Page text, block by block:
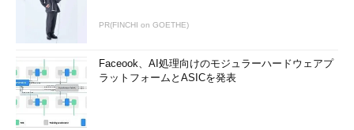
PR(FINCHI on GOETHE)
Faceook、AI処理向けのモジュラーハードウェアプ
ラットフォームとASICを発表